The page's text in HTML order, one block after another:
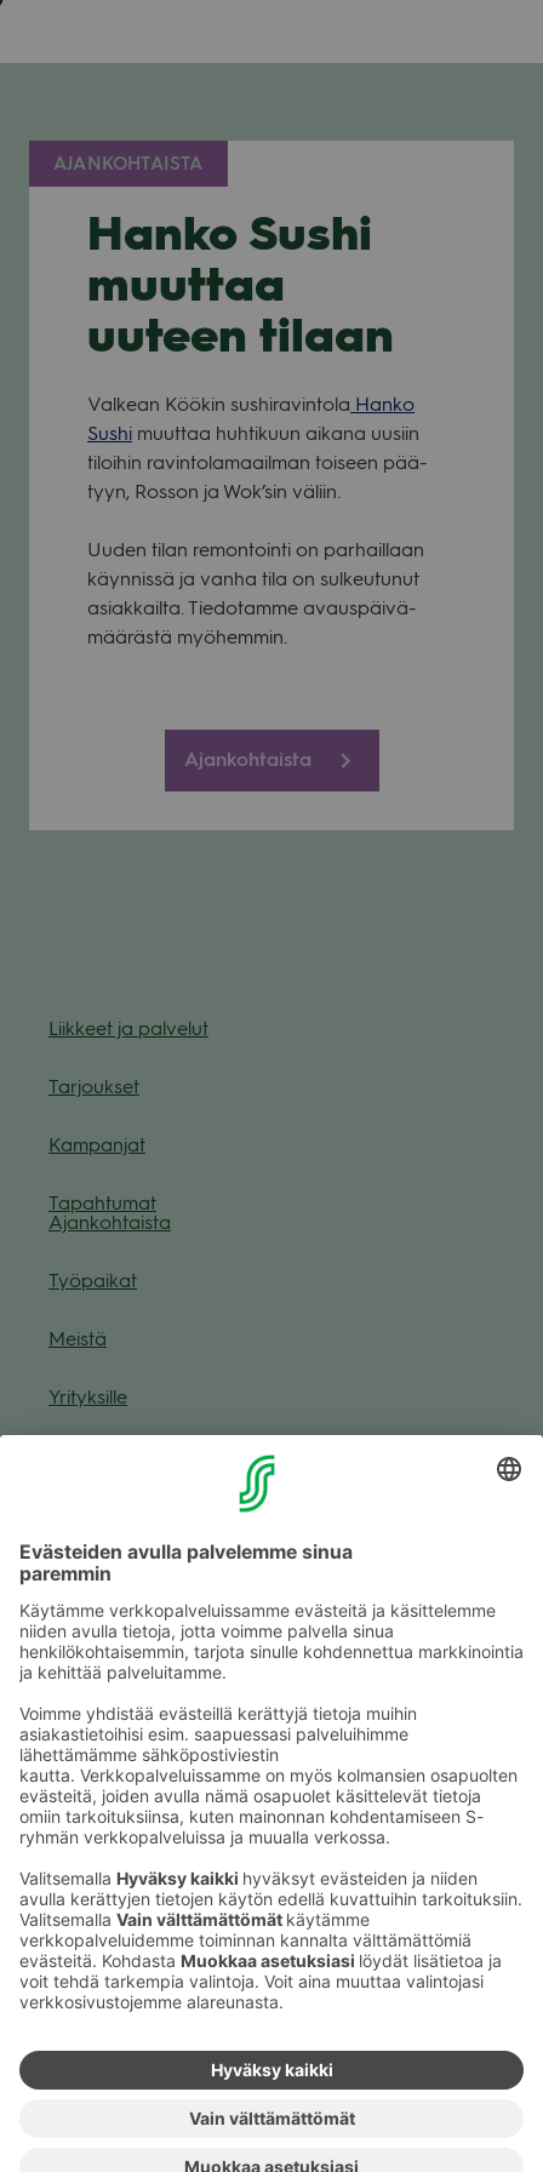
AJANKOHTAISTA
Hanko Sushi
muuttaa
uuteen tilaan
Val­kean Köö­kin sus­hi­ra­vin­tola Hanko
Sushi muut­taa huh­ti­kuun aikana uusiin
tiloi­hin ravin­to­la­maa­il­man toi­seen pää­
tyyn, Ros­son ja Wok’­sin väliin.
Uuden tilan remon­tointi on par­hail­laan
käyn­nissä ja vanha tila on sul­keu­tu­nut
asiak­kailta. Tie­do­tamme avaus­päi­vä­
mää­rästä myö­hem­min.
Ajankohtaista
Liik­keet ja pal­ve­lut
Tar­jouk­set
Kam­pan­jat
Tapah­tu­mat
Ajan­koh­taista
Työ­pai­kat
Meistä
Yri­tyk­sille
Muuta eväs­tea­se­tuk­sia & eväs­tein­for­maa­tio
Tie­to­suo­ja­se­loste (Arina)
Kaup­pa­kes­kus
Ma-pe
9–20
La
9–19
Su
11–18
Katso poik­keus­au­kio­lottäältä
Iso­katu 22–25,
90100 Oulu
Ma-pe
7–23
7–23